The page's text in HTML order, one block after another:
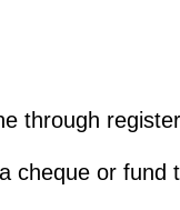
through
or